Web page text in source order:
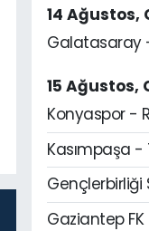
14 Ağustos,
Galatasaray
15 Ağustos,
Konyaspor -
Kasımpaşa -
Gençlerbirliği
Gaziantep